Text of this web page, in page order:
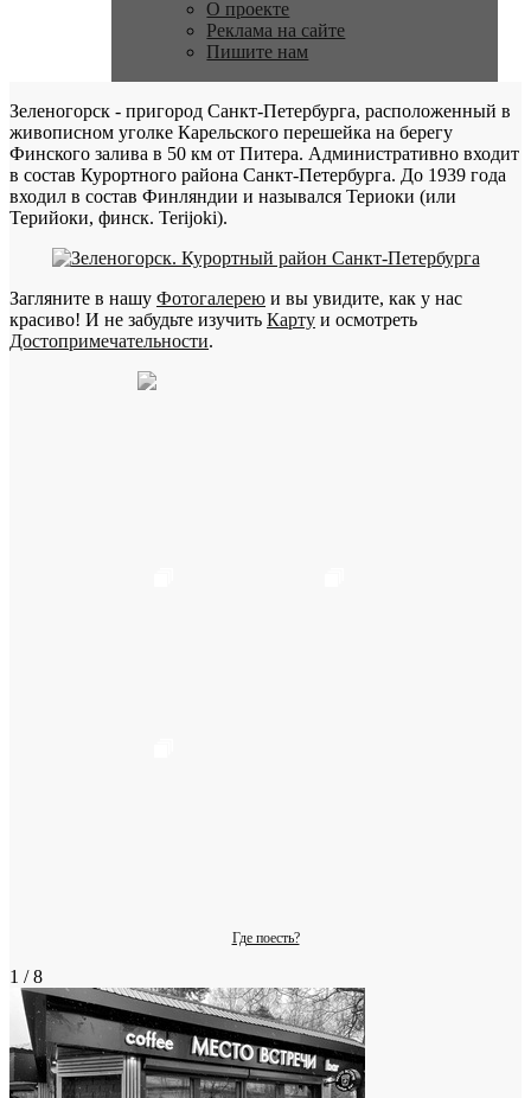
О проекте
Реклама на сайте
Пишите нам
Зеленогорск - пригород Санкт-Петербурга, расположенный в
живописном уголке Карельского перешейка на берегу
Финского залива в 50 км от Питера. Административно входит
в состав Курортного района Санкт-Петербурга. До 1939 года
входил в состав Финляндии и назывался Териоки (или
Терийоки, финск. Terijoki).
Загляните в нашу Фотогалерею и вы увидите, как у нас
красиво! И не забудьте изучить Карту и осмотреть
Достопримечательности.
Где поесть?
1 / 8